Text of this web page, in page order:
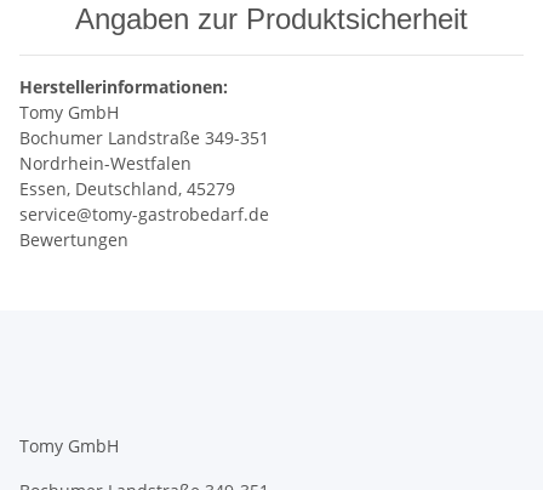
Angaben zur Produktsicherheit
Herstellerinformationen:
Tomy GmbH
Bochumer Landstraße 349-351
Nordrhein-Westfalen
Essen, Deutschland, 45279
service@tomy-gastrobedarf.de
Bewertungen
Tomy GmbH